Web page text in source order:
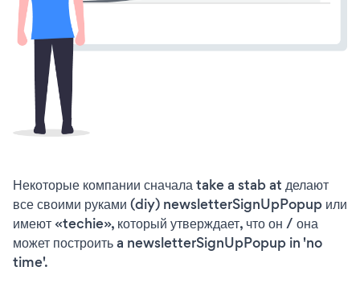
Некоторые компании сначала take a stab at делают
все своими руками (diy) newsletterSignUpPopup или
имеют «techie», который утверждает, что он / она
может построить a newsletterSignUpPopup in 'no
time'.